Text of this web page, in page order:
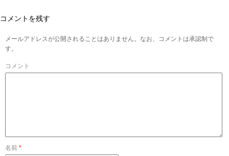
コメントを残す
メールアドレスが公開されることはありません。なお、コメントは承認制で
す。
コメント
名前 *